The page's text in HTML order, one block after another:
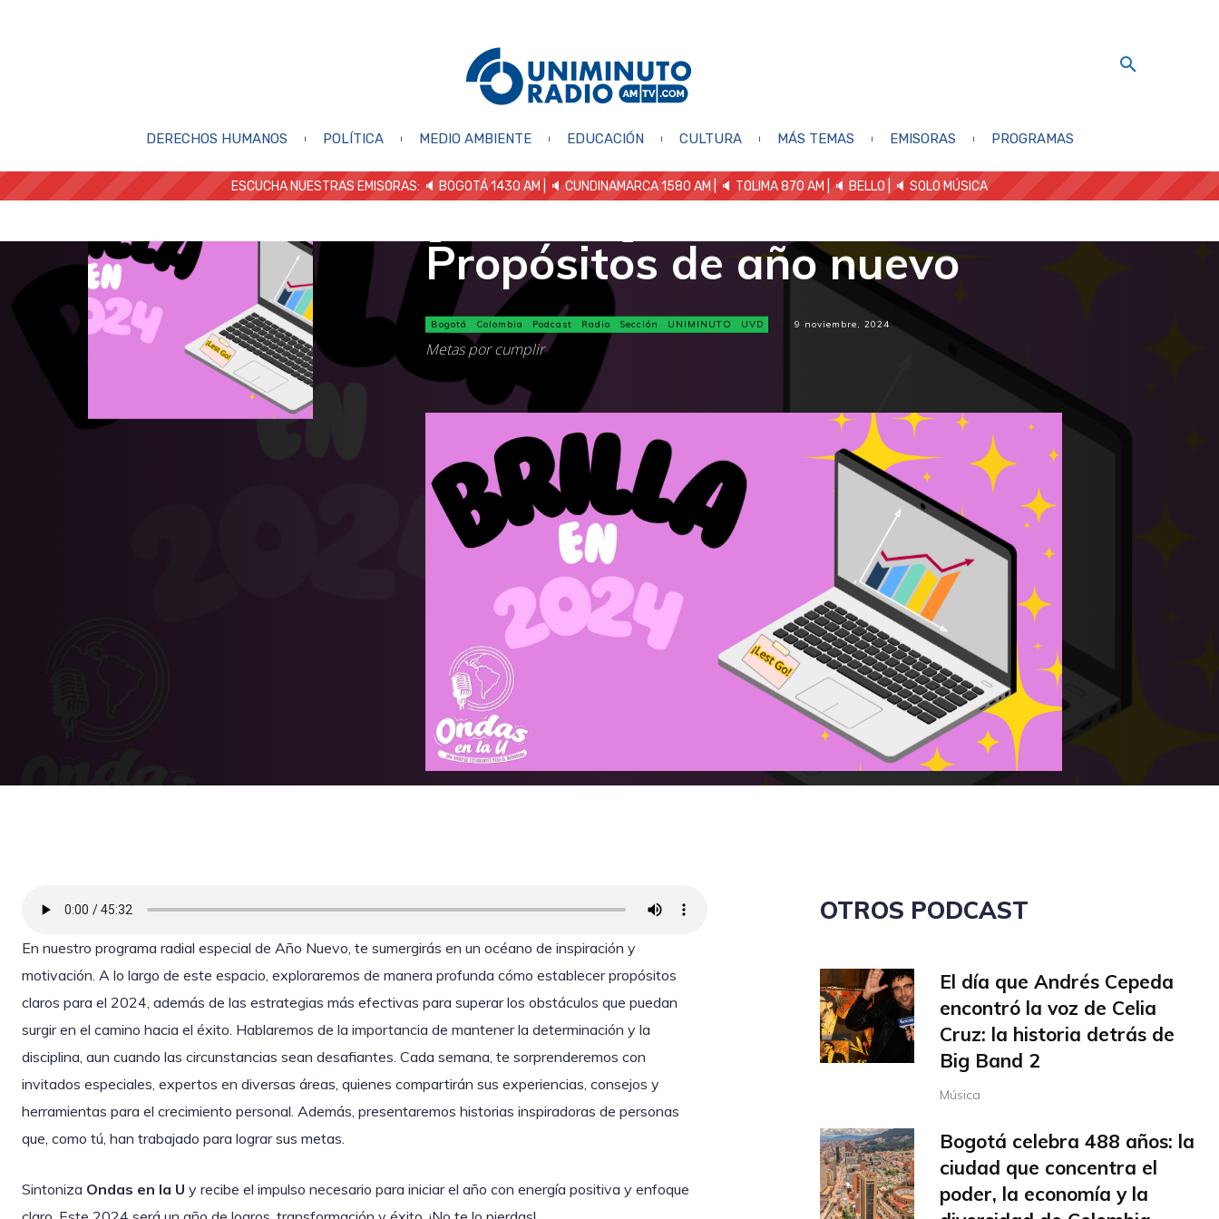
DERECHOS HUMANOS POLÍTICA MEDIO AMBIENTE EDUCACIÓN CULTURA MÁS TEMAS EMISORAS PROGRAMAS
ESCUCHA NUESTRAS EMISORAS: 🔈 BOGOTÁ 1430 AM | 🔈 CUNDINAMARCA 1580 AM | 🔈 TOLIMA 870 AM | 🔈 BELLO 🔈 SOLO MÚSICA
[Podcast] Ondas en la U:
Propósitos de año nuevo
Bogotá Colombia Podcast Radio Sección UNIMINUTO UVD 9 noviembre, 2024
Metas por cumplir
En nuestro programa radial especial de Año Nuevo, te sumergirás en un océano de inspiración y
motivación. A lo largo de este espacio, exploraremos de manera profunda cómo establecer propósitos
claros para el 2024, además de las estrategias más efectivas para superar los obstáculos que puedan
surgir en el camino hacia el éxito. Hablaremos de la importancia de mantener la determinación y la
disciplina, aun cuando las circunstancias sean desafiantes. Cada semana, te sorprenderemos con
invitados especiales, expertos en diversas áreas, quienes compartirán sus experiencias, consejos y
herramientas para el crecimiento personal. Además, presentaremos historias inspiradoras de personas
que, como tú, han trabajado para lograr sus metas.
Sintoniza Ondas en la U y recibe el impulso necesario para iniciar el año con energía positiva y enfoque
OTROS PODCAST
El día que Andrés Cepeda
encontró la voz de Celia
Cruz: la historia detrás de
Big Band 2
Música
Bogotá celebra 488 años: la
ciudad que concentra el
poder, la economía y la